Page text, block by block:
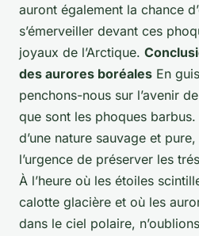
auront également la chance
s’émerveiller devant ces
joyaux de l’Arctique.
des aurores boréales En
penchons-nous sur l’avenir
que sont les phoques
d’une nature sauvage et
l’urgence de préserver les
À l’heure où les étoiles
calotte glacière et où les
dans le ciel polaire,